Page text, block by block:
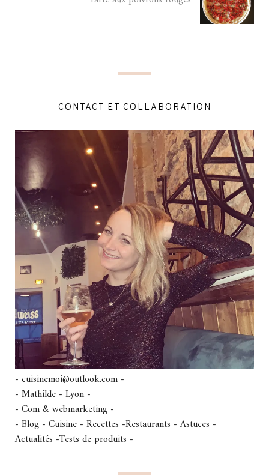
CONTACT ET COLLABORATION
- cuisinemoi@outlook.com -
- Mathilde - Lyon -
- Com & webmarketing -
- Blog - Cuisine - Recettes -Restaurants - Astuces -
Actualités -Tests de produits -